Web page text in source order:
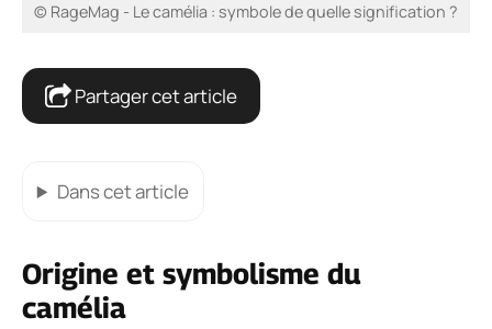
© RageMag - Le camélia : symbole de quelle signification ?
Partager cet article
Dans cet article
Origine et symbolisme du
camélia